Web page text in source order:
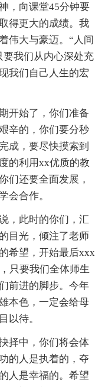
，向课堂45分钟要
得更大的成绩。我
伟大与豪迈。“人间
要我们从内心深处充
我们自己人生的宏
开始了，你们准备
辛的，你们要分秒
成，要尽快摸索到
的利用xx优质的教
们还要全面发展，
会合作。
，此时的你们，汇
目光，倾注了老师
希望，开始最后xxx
只要我们全体师生
前进的脚步。今年
本色，一定会给母
以待。
择中，你们将会体
的人是执着的，夺
人是幸福的。希望